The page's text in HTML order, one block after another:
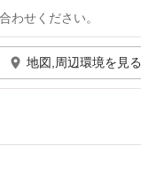
わせください。
地図,周辺環境を見る